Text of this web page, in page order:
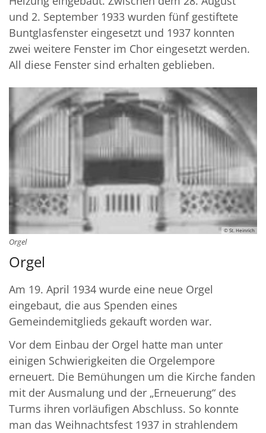
und 2. September 1933 wurden fünf gestiftete
Buntglasfenster eingesetzt und 1937 konnten
zwei weitere Fenster im Chor eingesetzt werden.
All diese Fenster sind erhalten geblieben.
© St. Heinrich
Orgel
Orgel
Am 19. April 1934 wurde eine neue Orgel
eingebaut, die aus Spenden eines
Gemeindemitglieds gekauft worden war.
Vor dem Einbau der Orgel hatte man unter
einigen Schwierigkeiten die Orgelempore
erneuert. Die Bemühungen um die Kirche fanden
mit der Ausmalung und der „Erneuerung“ des
Turms ihren vorläufigen Abschluss. So konnte
man das Weihnachtsfest 1937 in strahlendem